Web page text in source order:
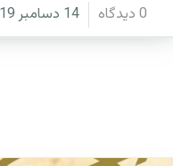
0 دیدگاه
/ 14 دسامبر 2019